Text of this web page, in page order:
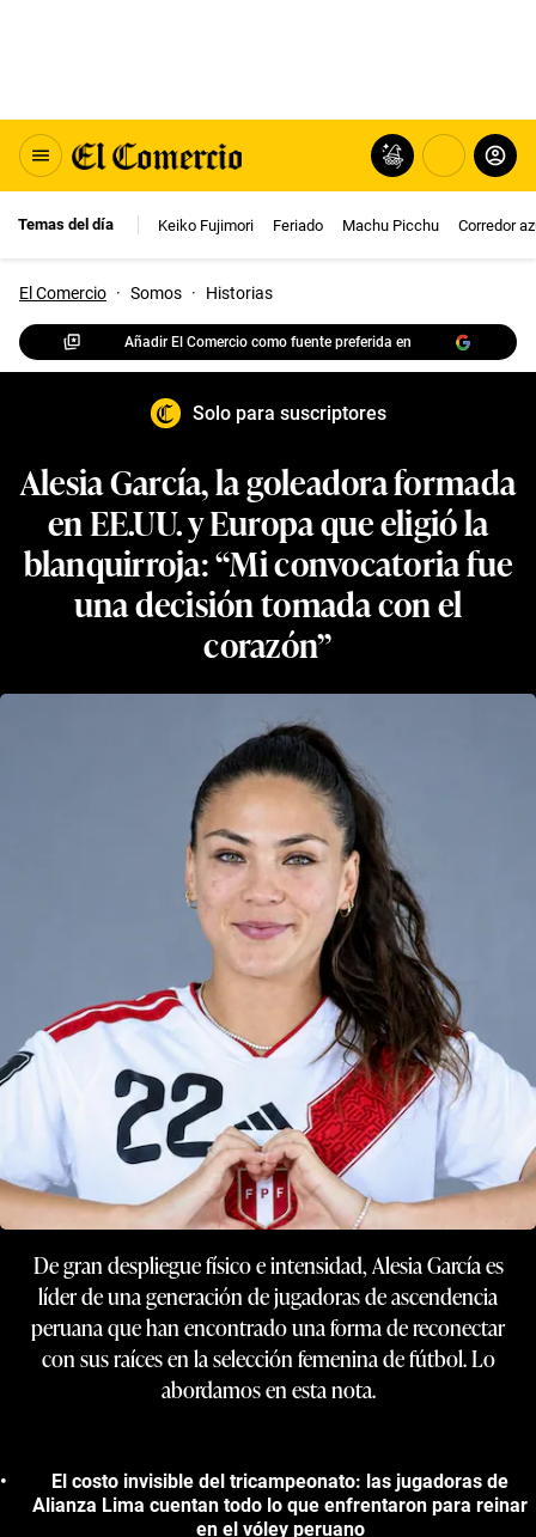
Temas del día Keiko Fujimori Feriado Machu Picchu Corredor
El Comercio · Somos · Historias
Añadir El Comercio como fuente preferida en
Solo para suscriptores
Alesia García, la goleadora formada
en EE.UU. y Europa que eligió la
blanquirroja: “Mi convocatoria fue
una decisión tomada con el
corazón”
De gran despliegue físico e intensidad, Alesia García es
líder de una generación de jugadoras de ascendencia
peruana que han encontrado una forma de reconectar
con sus raíces en la selección femenina de fútbol. Lo
abordamos en esta nota.
El costo invisible del tricampeonato: las jugadoras de
Alianza Lima cuentan todo lo que enfrentaron para reinar
en el vóley peruano